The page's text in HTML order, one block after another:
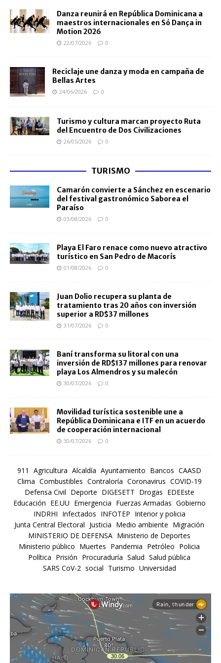
Danza reunirá en República Dominicana a
maestros internacionales en Só Dança in
Motion 2026
22/07/2026 0
Reciclaje une danza y moda en campaña de
Bellas Artes
24/06/2026 0
Turismo y cultura marcan proyecto Ruta
del Encuentro de Dos Civilizaciones
26/05/2026 0
TURISMO
Camarón convierte a Sánchez en escenario
del festival gastronómico Saborea el
Paraíso
03/08/2026 0
Playa El Faro renace como nuevo atractivo
turístico en San Pedro de Macorís
01/08/2026 0
Juan Dolio recupera su planta de
tratamiento tras 20 años con inversión
superior a RD$37 millones
31/07/2026 0
Baní transforma su litoral con una
inversión de RD$137 millones para renovar
playa Los Almendros y su malecón
30/07/2026 0
Movilidad turística sostenible une a
República Dominicana e ITF en un acuerdo
de cooperación internacional
30/07/2026 0
911 Agricultura Alcaldía Ayuntamiento Bancos CAASD
Clima Combustibles Contraloría Coronavirus COVID-19
Defensa Civil Deporte DIGESETT Drogas EDEEste
Educación EE.UU Emergencia Fuerzas Armadas Gobierno
INDRHI Infectados INFOTEP Interior y policia
Junta Central Electoral Justicia Medio ambiente Migración
MINISTERIO DE DEFENSA Ministerio de Deportes
Ministerio público Muertes Pandemia Petróleo Policia
Política Prisión Procuraduría Salud Salud pública
SARS CoV-2 social Turismo Universidad